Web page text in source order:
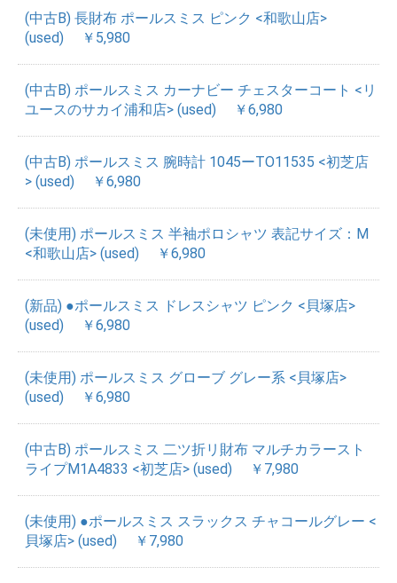
(中古B) 長財布 ポールスミス ピンク <和歌山店>
(used)
￥5,980
(中古B) ポールスミス カーナビー チェスターコート <リ
ユースのサカイ浦和店> (used)
￥6,980
(中古B) ポールスミス 腕時計 1045ーTO11535 <初芝店
> (used)
￥6,980
(未使用) ポールスミス 半袖ポロシャツ 表記サイズ：M
<和歌山店> (used)
￥6,980
(新品) ●ポールスミス ドレスシャツ ピンク <貝塚店>
(used)
￥6,980
(未使用) ポールスミス グローブ グレー系 <貝塚店>
(used)
￥6,980
(中古B) ポールスミス 二ツ折リ財布 マルチカラースト
ライプM1A4833 <初芝店> (used)
￥7,980
(未使用) ●ポールスミス スラックス チャコールグレー <
貝塚店> (used)
￥7,980